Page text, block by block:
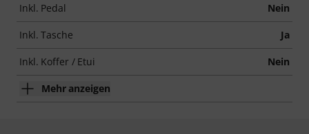
Inkl. Pedal Nein
Inkl. Tasche Ja
Inkl. Koffer / Etui Nein
Mehr anzeigen